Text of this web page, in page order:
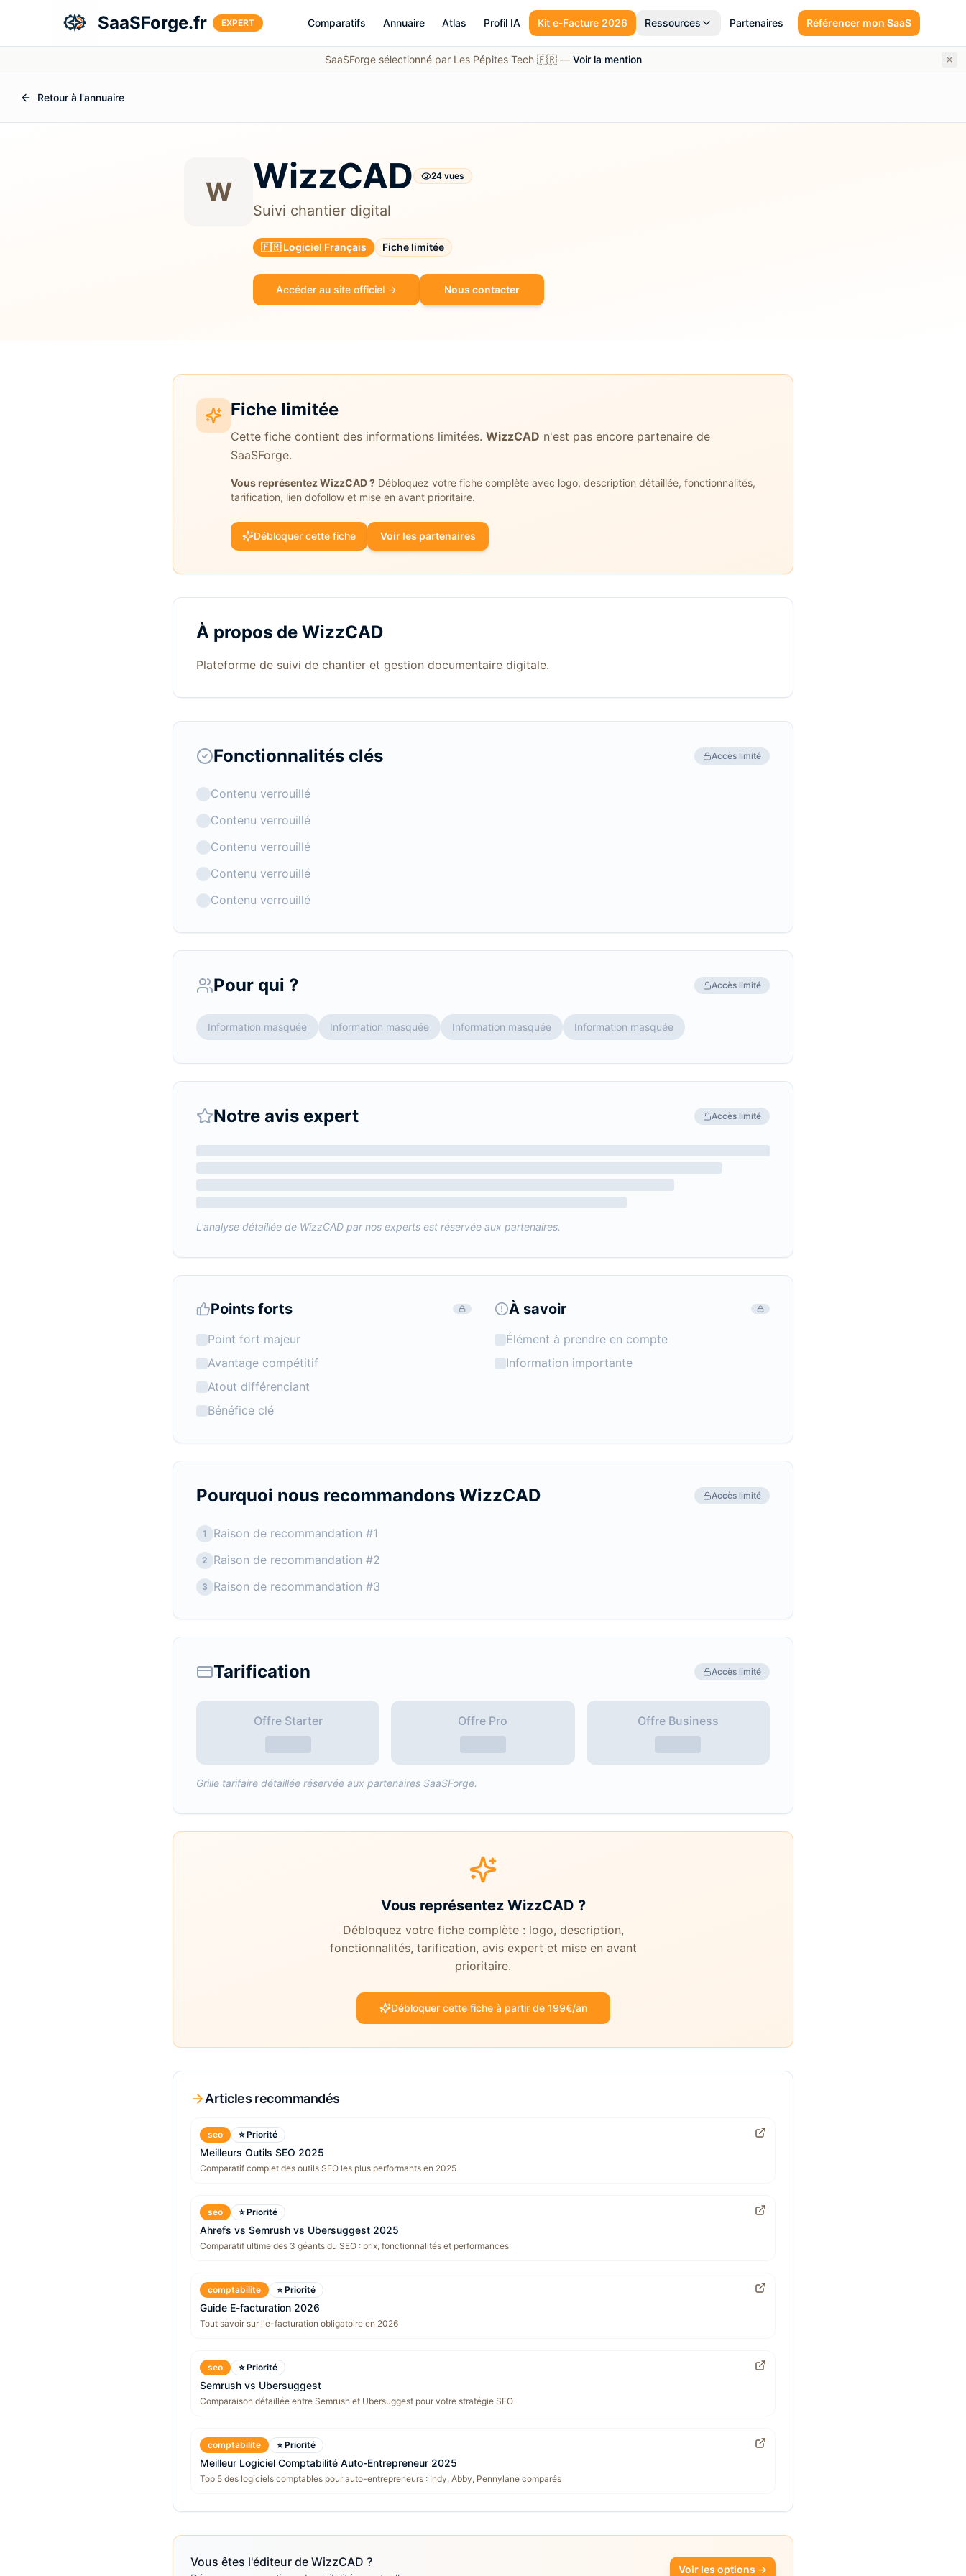
Aller au contenu principalSaaSForge.fr EXPERT Comparatifs Annuaire Atlas Profil IA Kit e-Facture 2026 Ressources Partenaires Référencer mon SaaS
SaaSForge sélectionné par Les Pépites Tech 🇫🇷 — Voir la mention
Retour à l'annuaire
W WizzCAD 24 vues
Suivi chantier digital
🇫🇷 Logiciel Français Fiche limitée
Accéder au site officiel → Nous contacter
Fiche limitée
Cette fiche contient des informations limitées. WizzCAD n'est pas encore partenaire de
SaaSForge.
Vous représentezWizzCAD? Débloquez votre fiche complète avec logo, description détaillée, fonctionnalités,
tarification, lien dofollow et mise en avant prioritaire.
Débloquer cette fiche Voir les partenaires
À propos de WizzCAD
Plateforme de suivi de chantier et gestion documentaire digitale.
Fonctionnalités clés Accès limité
Contenu verrouillé
Contenu verrouillé
Contenu verrouillé
Contenu verrouillé
Contenu verrouillé
Pour qui ? Accès limité
Information masquée Information masquée Information masquée Information masquée
Notre avis expert Accès limité
L'analyse détaillée de WizzCAD par nos experts est réservée aux partenaires.
Points forts
Point fort majeur
Avantage compétitif
Atout différenciant
Bénéfice clé
À savoir
Élément à prendre en compte
Information importante
Pourquoi nous recommandons WizzCAD Accès limité
1 Raison de recommandation #1
2 Raison de recommandation #2
3 Raison de recommandation #3
Tarification Accès limité
Offre Starter Offre Pro Offre Business
Grille tarifaire détaillée réservée aux partenaires SaaSForge.
Vous représentez WizzCAD ?
Débloquez votre fiche complète : logo, description,
fonctionnalités, tarification, avis expert et mise en avant
prioritaire.
Débloquer cette fiche à partir de 199€/an
Articles recommandés
seo ⭐ Priorité
Meilleurs Outils SEO 2025
Comparatif complet des outils SEO les plus performants en 2025
seo ⭐ Priorité
Ahrefs vs Semrush vs Ubersuggest 2025
Comparatif ultime des 3 géants du SEO : prix, fonctionnalités et performances
comptabilite ⭐ Priorité
Guide E-facturation 2026
Tout savoir sur l'e-facturation obligatoire en 2026
seo ⭐ Priorité
Semrush vs Ubersuggest
Comparaison détaillée entre Semrush et Ubersuggest pour votre stratégie SEO
comptabilite ⭐ Priorité
Meilleur Logiciel Comptabilité Auto-Entrepreneur 2025
Top 5 des logiciels comptables pour auto-entrepreneurs : Indy, Abby, Pennylane comparés
Vous êtes l'éditeur de WizzCAD ? Voir les options →